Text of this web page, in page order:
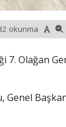
okunma
7. Olağan